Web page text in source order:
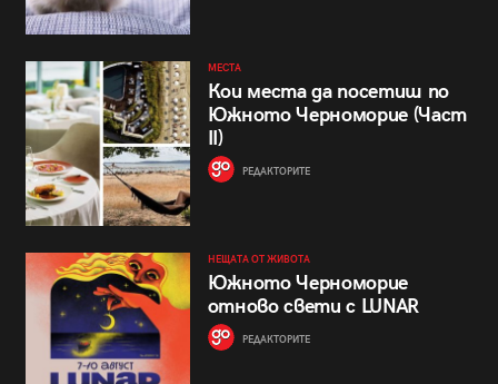
МЕСТА
Кои места да посетиш по
Южното Черноморие (Част
II)
РЕДАКТОРИТЕ
НЕЩАТА ОТ ЖИВОТА
Южното Черноморие
отново свети с LUNAR
РЕДАКТОРИТЕ